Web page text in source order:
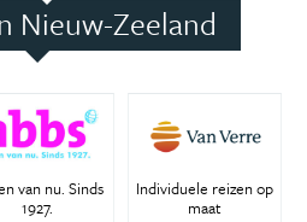
Nieuw-Zeeland
van nu. Sinds
1927.
Individuele reizen op
maat